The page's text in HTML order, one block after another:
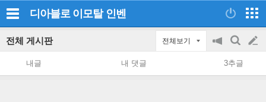
디아블로 이모탈 인벤
전체 게시판 전체보기
공
on/off
검
색
글
쓰
내글 내 댓글 3추글